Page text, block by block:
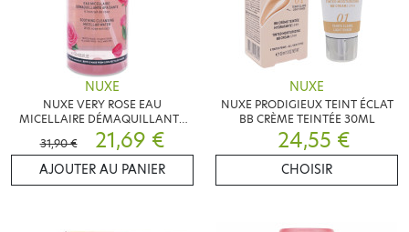
NUXE
NUXE VERY ROSE EAU
MICELLAIRE DÉMAQUILLANTE
750ML
31,90 € 21,69 €
AJOUTER AU PANIER
NUXE
NUXE PRODIGIEUX TEINT ÉCLAT
BB CRÈME TEINTÉE 30ML
24,55 €
CHOISIR